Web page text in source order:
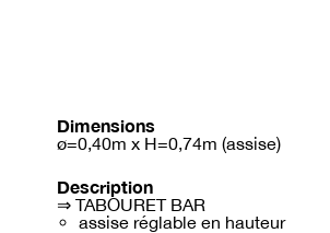
Dimensions
ø=0,40m x H=0,74m (assise)
Description
⇒ TABOURET BAR
assise réglable en hauteur